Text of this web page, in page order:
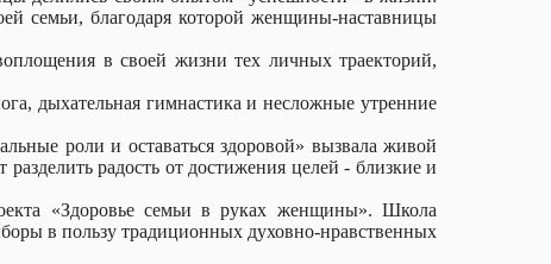
семьи, благодаря которой женщины-наставницы
в своей жизни тех личных траекторий,
дыхательная гимнастика и несложные утренние
роли и оставаться здоровой» вызвала живой
радость от достижения целей - близкие и
«Здоровье семьи в руках женщины». Школа
в пользу традиционных духовно-нравственных